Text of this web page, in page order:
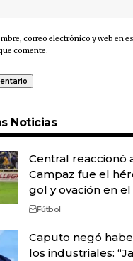
correo electrónico y web en
comente.
Noticias
Central reaccionó
Campaz fue el
gol y ovación en el
Fútbol
Caputo negó
los industriales: